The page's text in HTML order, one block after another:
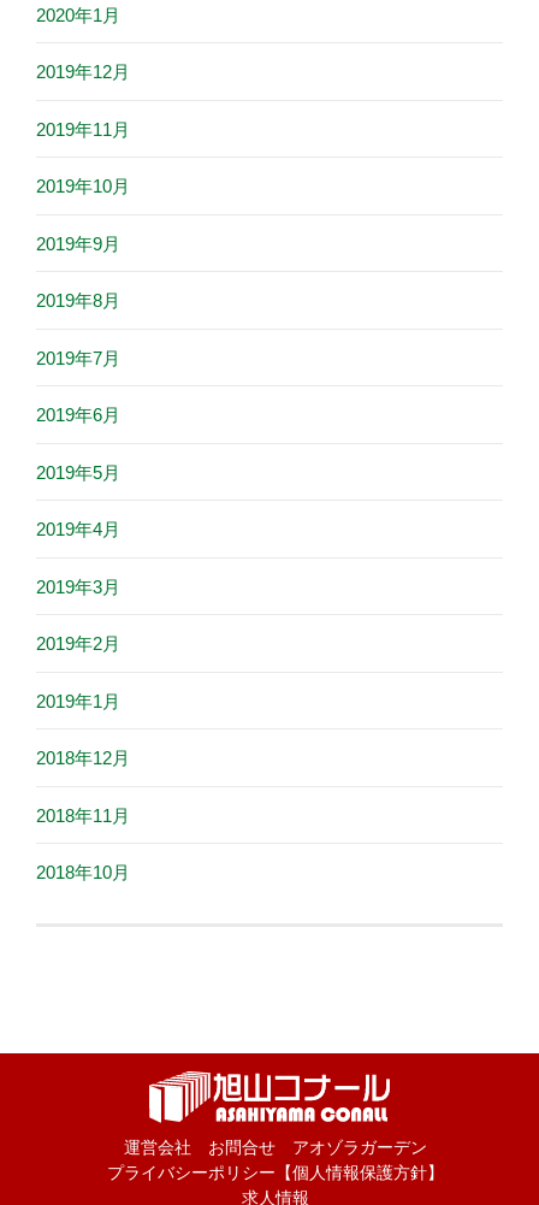
2020年1月
2019年12月
2019年11月
2019年10月
2019年9月
2019年8月
2019年7月
2019年6月
2019年5月
2019年4月
2019年3月
2019年2月
2019年1月
2018年12月
2018年11月
2018年10月
運営会社 お問合せ
アオゾラガーデン
プライバシーポリシー【個人情報保護方針】
求人情報